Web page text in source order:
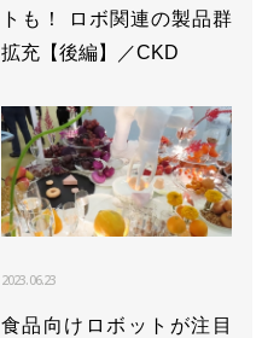
トも！ ロボ関連の製品群
拡充【後編】／CKD
2023.06.23
食品向けロボットが注目